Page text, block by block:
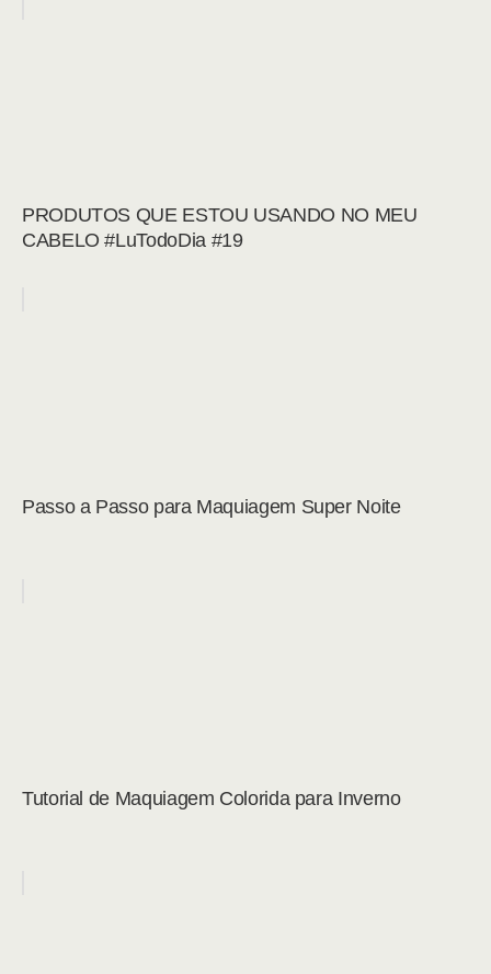
PRODUTOS QUE ESTOU USANDO NO MEU
CABELO #LuTodoDia #19
Passo a Passo para Maquiagem Super Noite
Tutorial de Maquiagem Colorida para Inverno